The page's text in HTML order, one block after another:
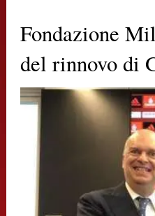
Fondazione
del rinnovo di